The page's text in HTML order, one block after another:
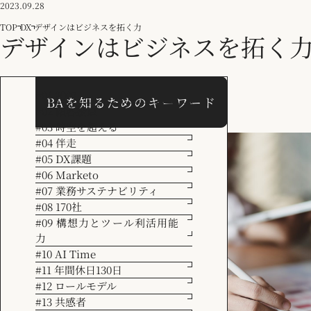
TOP DX デザインはビジネスを拓く力
2023.09.28
デザインはビジネスを拓く
BAを知るためのキーワード
#01 2007
#02 顧客接点
#03 時空を超える
#04 伴走
#05 DX課題
#06 Marketo
#07 業務サステナビリティ
#08 170社
#09 構想力とツール利活用能
力
#10 AI Time
#11 年間休日130日
#12 ロールモデル
#13 共感者